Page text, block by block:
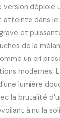
déploie
dans le
et
de la
un cri
modernes.
lumière
la brutalité
à nu la